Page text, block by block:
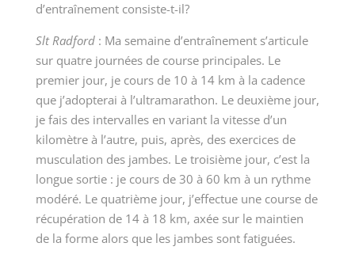
d’entraînement consiste-t-il?
Slt Radford: Ma semaine d’entraînement s’articule
sur quatre journées de course principales. Le
premier jour, je cours de 10 à 14 km à la cadence
que j’adopterai à l’ultramarathon. Le deuxième jour,
je fais des intervalles en variant la vitesse d’un
kilomètre à l’autre, puis, après, des exercices de
musculation des jambes. Le troisième jour, c’est la
longue sortie : je cours de 30 à 60 km à un rythme
modéré. Le quatrième jour, j’effectue une course de
récupération de 14 à 18 km, axée sur le maintien
de la forme alors que les jambes sont fatiguées.